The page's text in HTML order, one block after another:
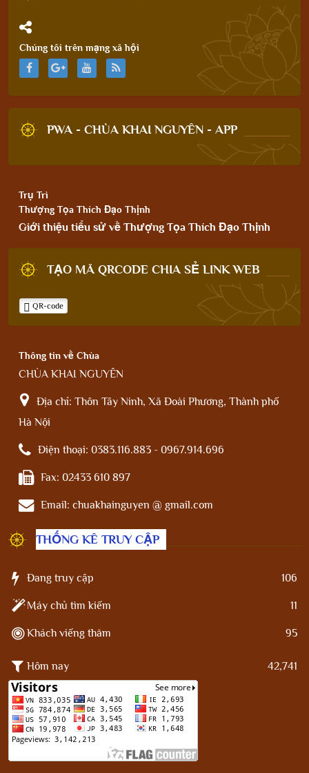
Chúng tôi trên mạng xã hội
PWA - CHÙA KHAI NGUYÊN - APP
Trụ Trì
Thượng Tọa Thích Đạo Thịnh
Giới thiệu tiểu sử về Thượng Tọa Thích Đạo Thịnh
TẠO MÃ QRCODE CHIA SẺ LINK WEB
QR-code
Thông tin về Chùa
CHÙA KHAI NGUYÊN
Địa chỉ: Thôn Tây Ninh, Xã Đoài Phương, Thành phố
Hà Nội
Điện thoại: 0383.116.883 - 0967.914.696
Fax: 02433 610 897
Email: chuakhainguyen @ gmail.com
THỐNG KÊ TRUY CẬP
Đang truy cập 106
Máy chủ tìm kiếm 11
Khách viếng thăm 95
Hôm nay 42,741